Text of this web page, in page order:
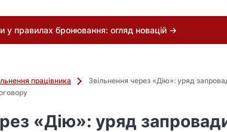
у правилах бронювання: огляд новацій →
працівника
Звільнення через «Дію»: уряд
«Дію»: уряд